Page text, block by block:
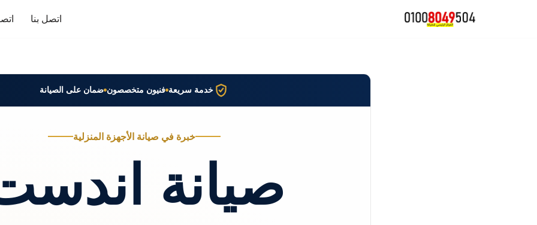
اتصل بنا
خدمة سريعة فنيون متخصصون ضمان على الصيانة
خبرة في صيانة الأجهزة المنزلية
صيانة